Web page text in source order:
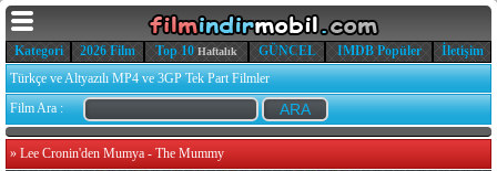
Kategori 2026 Film Top 10 Haftalık GÜNCEL IMDB Popüler
İletişim
Türkçe ve Altyazılı MP4 ve 3GP Tek Part Filmler
Film Ara :
» Lee Cronin'den Mumya - The Mummy